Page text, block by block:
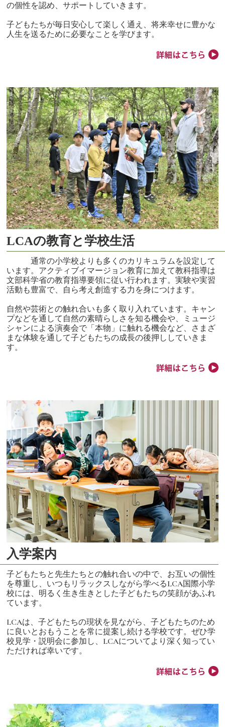
の個性を認め、サポートしていきます。
子どもたちが毎日安心して楽しく通え、将来幸せに豊かな
人生を送るために必要なことを学びます。
LCAの教育と学校生活
通常の小学校よりも多くのカリキュラムを設定して
います。アクティブイマージョン教育に加えて教科指導は
文部科学省の教育指導要領に従い行われます。実験や実習
活動も豊富で、自ら考え創造する力を身につけます。
自然や芸術との触れ合いも多く取り入れています。キャン
プなどを通して自然の素晴らしさを知る機会や、ミュージ
シャンによる演奏会で「本物」に触れる機会など、さまざ
まな体験を通して子どもたちの成長の後押ししていきま
す。
入学案内
子どもたちと先生たちとの触れ合いの中で、お互いの個性
を尊重し、いつもリラックスしながら学べるLCA国際小学
校には、明るく生き生きとした子どもたちの笑顔があふれ
ています。
LCAは、子どもたちの現状を見ながら、子どもたちのため
に良いとおもうことを常に提案し続ける学校です。ぜひ学
校見学・説明会に参加し、LCAについてより深く知ってい
ただければ幸いです。